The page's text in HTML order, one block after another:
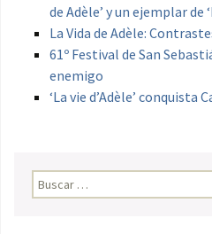
de Adèle’ y un ejemplar de
La Vida de Adèle:
61º Festival de San
enemigo
‘La vie d’Adèle’ conquista
Buscar: